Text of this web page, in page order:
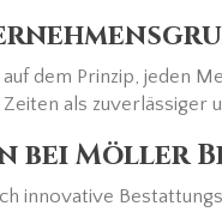
dem Prinzip, jeden
als zuverlässiger
bei Möller
innovative